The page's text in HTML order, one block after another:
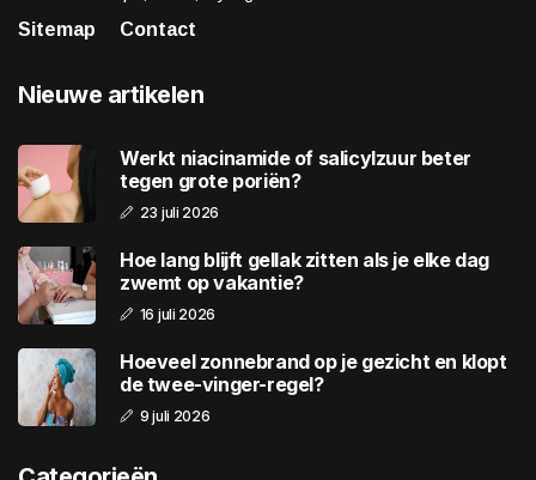
Sitemap
Contact
Nieuwe artikelen
Werkt niacinamide of salicylzuur beter
tegen grote poriën?
23 juli 2026
Hoe lang blijft gellak zitten als je elke dag
zwemt op vakantie?
16 juli 2026
Hoeveel zonnebrand op je gezicht en klopt
de twee-vinger-regel?
9 juli 2026